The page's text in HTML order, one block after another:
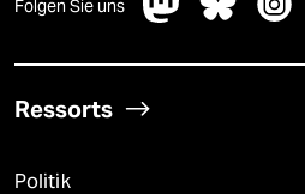
Folgen Sie uns
Ressorts
Politik